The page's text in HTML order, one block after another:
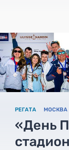
РЕГАТА МОСКВА
«День